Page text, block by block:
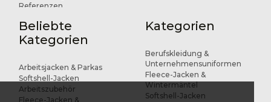
Referenzen
Beliebte
Kategorien
Arbeitsjacken & Parkas
Softshell-Jacken
Arbeitszubehör
Fleece-Jacken &
Kategorien
Berufskleidung &
Unternehmensuniformen
Fleece-Jacken &
Wintermäntel
Softshell-Jacken